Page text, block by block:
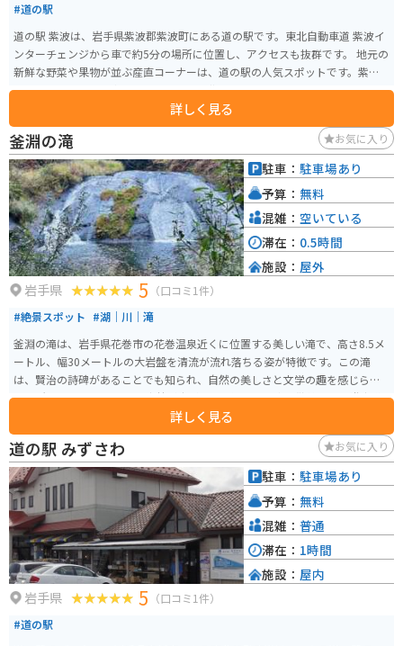
#道の駅
道の駅 紫波は、岩手県紫波郡紫波町にある道の駅です。東北自動車道 紫波イ
ンターチェンジから車で約5分の場所に位置し、アクセスも抜群です。 地元の
新鮮な野菜や果物が並ぶ産直コーナーは、道の駅の人気スポットです。紫波
町の特産品である「南部せんべい」や「紫波ワイン」も販売しており、お土
産探しにも最適です。レストランでは、地元食材をふんだんに使った料理を
楽しむことができます。 バイクで訪れる場合、道の駅には広々とした駐車場
が完備されているので安心です。周辺には、美しい田園風景が広がってお
り、ツーリングにもおすすめのエリアです。特に、春には「オガール紫波」
の桜並木が美しく、多くのライダーが訪れます。道の駅 紫波は、地元の魅力
が詰まったスポットなので、ぜひ一度訪れてみてください。
詳しく見る
釜淵の滝 お気に入り
岩手県 5 （口コミ1件）
#絶景スポット #湖｜川｜滝
釜淵の滝は、岩手県花巻市の花巻温泉近くに位置する美しい滝で、高さ8.5メ
ートル、幅30メートルの大岩盤を清流が流れ落ちる姿が特徴です。この滝
は、賢治の詩碑があることでも知られ、自然の美しさと文学の趣を感じられ
る場所です。 滝の周辺には森林が広がり、木漏れ日の中を散策できる遊歩道
が整備されています。約20分の手軽な散策コースで、自然を満喫しながらゆ
ったりと歩くことができます。春から秋にかけては新緑や紅葉が楽しめます。
特に春の新緑の時期や秋の紅葉シーズンは、多くの観光客が訪れる人気スポ
ットです。花巻温泉から徒歩圏内にあるため、温泉旅行と合わせて訪れるの
にも最適です。駐車場から滝までは徒歩でアクセスでき、脚力に自信がない方
でも安心して楽しむことができます。
詳しく見る
駐車： 駐車場あり
予算： 無料
混雑： 空いている
滞在： 0.5時間
施設： 屋外
道の駅 みずさわ お気に入り
岩手県 5 （口コミ1件）
#道の駅
駐車： 駐車場あり
予算： 無料
混雑： 普通
滞在： 1時間
施設： 屋内